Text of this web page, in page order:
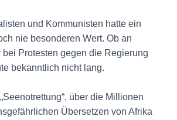
und Kommunisten hatte ein
nie besonderen Wert. Ob an
Protesten gegen die Regierung
bekanntlich nicht lang.
über die Millionen
Übersetzen von Afrika